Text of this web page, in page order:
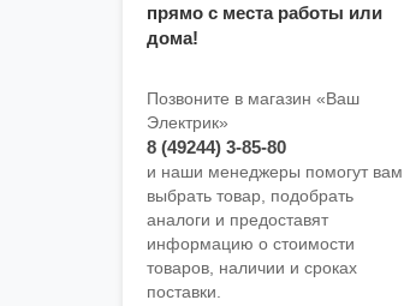
прямо с места работы или
дома!
Позвоните в магазин «Ваш
Электрик»
8 (49244) 3-85-80
и наши менеджеры помогут вам
выбрать товар, подобрать
аналоги и предоставят
информацию о стоимости
товаров, наличии и сроках
поставки.